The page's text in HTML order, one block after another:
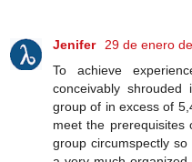
Jenifer
29 de enero
To achieve
conceivably
group of in excess of
meet the prerequisites
group circumspectly